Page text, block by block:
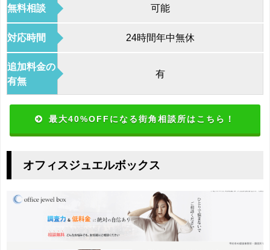
無料相談 可能
対応時間 24時間年中無休
追加料金の
有無
有
最大40%OFFになる街角相談所はこちら！
オフィスジュエルボックス